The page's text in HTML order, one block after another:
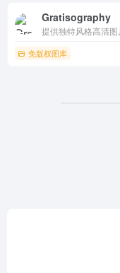
Gratisography
免版权图库